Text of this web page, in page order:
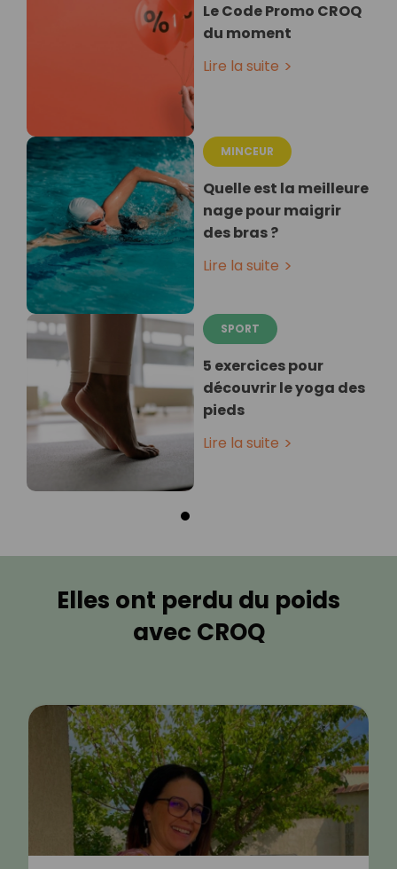
Le Code Promo CROQ
du moment
Lire la suite
MINCEUR
Quelle est la meilleure
nage pour maigrir
des bras ?
Lire la suite
SPORT
5 exercices pour
découvrir le yoga des
pieds
Lire la suite
Elles ont perdu du poids
avec CROQ